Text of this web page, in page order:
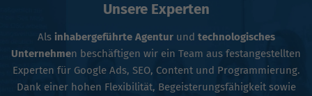
Unsere Experten
Alsinhabergeführte Agenturund technologisches
Unternehmen beschäftigen wir ein Team aus festangestellten
Experten für Google Ads, SEO, Content und Programmierung.
Dank einer hohen Flexibilität, Begeisterungsfähigkeit sowie